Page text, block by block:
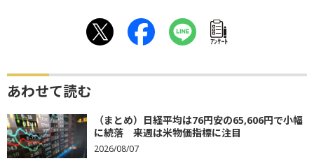
ｱﾝｹｰﾄ
あわせて読む
（まとめ）日経平均は76円安の65,606円で小幅
に続落 来週は米物価指標に注目
2026/08/07